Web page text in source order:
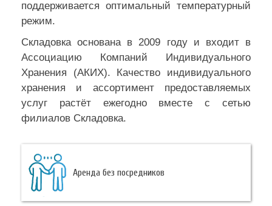
поддерживается оптимальный температурный
режим.
Складовка основана в 2009 году и входит в
Ассоциацию Компаний Индивидуального
Хранения (АКИХ). Качество индивидуального
хранения и ассортимент предоставляемых
услуг растёт ежегодно вместе с сетью
филиалов Складовка.
Аренда без посредников